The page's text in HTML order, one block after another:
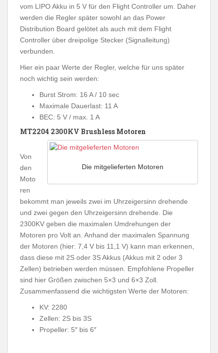
vom LIPO Akku in 5 V für den Flight Controller um. Daher
werden die Regler später sowohl an das Power
Distribution Board gelötet als auch mit dem Flight
Controller über dreipolige Stecker (Signalleitung)
verbunden.
Hier ein paar Werte der Regler, welche für uns später
noch wichtig sein werden:
Burst Strom: 16 A / 10 sec
Maximale Dauerlast: 11 A
BEC: 5 V / max. 1 A
MT2204 2300KV Brushless Motoren
Die mitgelieferten Motoren
Von
den
Moto
ren
bekommt man jeweils zwei im Uhrzeigersinn drehende
und zwei gegen den Uhrzeigersinn drehende. Die
2300KV geben die maximalen Umdrehungen der
Motoren pro Volt an. Anhand der maximalen Spannung
der Motoren (hier: 7,4 V bis 11,1 V) kann man erkennen,
dass diese mit 2S oder 3S Akkus (Akkus mit 2 oder 3
Zellen) betrieben werden müssen. Empfohlene Propeller
sind hier Größen zwischen 5×3 und 6×3 Zoll.
Zusammenfassend die wichtigsten Werte der Motoren:
KV: 2280
Zellen: 2S bis 3S
Propeller: 5″ bis 6″